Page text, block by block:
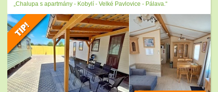
„Chalupa s apartmány - Kobylí - Velké Pavlovice - Pálava.“